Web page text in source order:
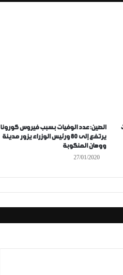
الصين: عدد الوفيات بسبب فيروس كورونا
يرتفع إلى 80 ورئيس الوزراء يزور مدينة
ووهان المنكوبة
27/01/2020